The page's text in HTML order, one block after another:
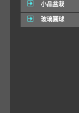
小品盆栽
玻璃圓球